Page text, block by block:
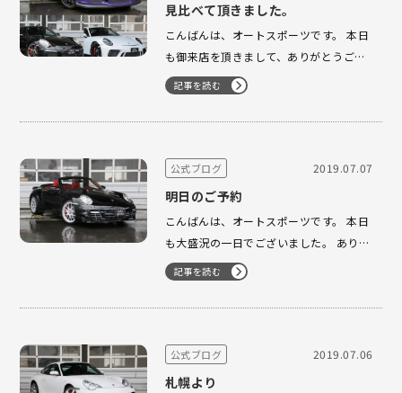
見比べて頂きました。
こんばんは、オートスポーツです。 本日
も御来店を頂きまして、ありがとうござ
います。 GT3RSとGT3ツーリング そし
て、991前期のGT3を見比べて頂きまし
た。 S様 お忙しい中、ありがとうござい
た。 是非、い…
記事を読む
公式ブログ 2019.07.07
明日のご予約
こんばんは、オートスポーツです。 本日
も大盛況の一日でございました。 ありが
とうございました。 明日のご予約もいた
だいております。 997tb カブリオレ 本
当に綺麗な一台です！！ 是非、よろしく
ました …
記事を読む
公式ブログ 2019.07.06
札幌より